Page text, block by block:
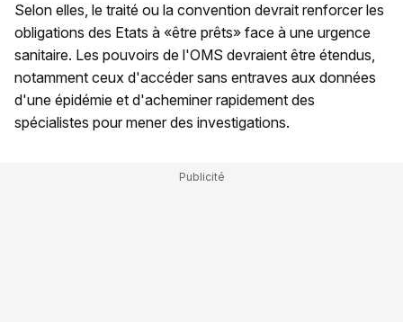
Selon elles, le traité ou la convention devrait renforcer les
obligations des Etats à «être prêts» face à une urgence
sanitaire. Les pouvoirs de l'OMS devraient être étendus,
notamment ceux d'accéder sans entraves aux données
d'une épidémie et d'acheminer rapidement des
spécialistes pour mener des investigations.